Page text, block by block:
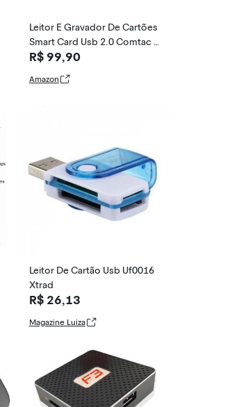
Leitor E Gravador De Cartões
Smart Card Usb 2.0 Comtac 9
202
R$ 99,90
Amazon
Leitor De Cartão Usb Uf0016
Xtrad
R$ 26,13
Magazine Luiza